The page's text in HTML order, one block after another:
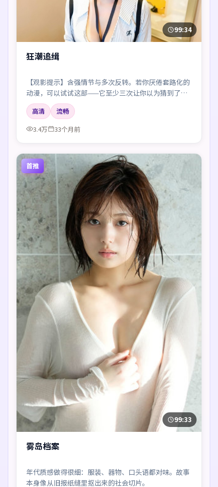
99:34
狂潮追缉
【观影提示】含强情节与多次反转。若你厌倦套路化的
动漫，可以试试这部——它至少三次让你以为猜到了真
相。
高清
流畅
3.4万
33个月前
首推
99:33
雾岛档案
年代质感做得很细：服装、器物、口头语都对味。故事
本身像从旧报纸缝里抠出来的社会切片。